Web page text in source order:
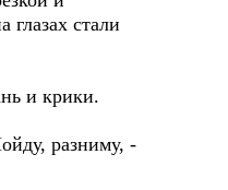
глазах стали
и крики.
разниму, -